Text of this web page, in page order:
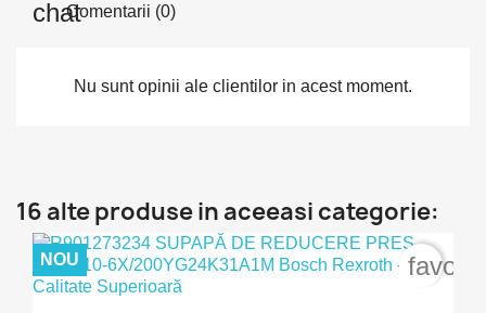
Comentarii (0)
Nu sunt opinii ale clientilor in acest moment.
16 alte produse in aceeasi categorie:
NOU